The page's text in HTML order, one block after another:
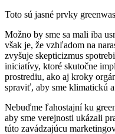
Toto sú jasné prvky
Možno by sme sa mali iba
však je, že vzhľadom na
zvyšuje skepticizmus
iniciatívy, ktoré skutočne
prostrediu, ako aj kroky
spraviť, aby sme klimatickú
Nebuďme ľahostajní ku
aby sme verejnosti ukázali
túto zavádzajúcu